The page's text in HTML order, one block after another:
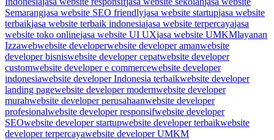
Semarangjasa website SEO friendlyjasa website startupjasa website
terbaikjasa website terbaik indonesiajasa website terpercayajasa
website toko onlinejasa website UI UXjasa website UMKMlayanan
Izzawebwebsite developerwebsite developer amanwebsite
developer bisniswebsite developer cepatwebsite developer
customwebsite developer e commercewebsite developer
indonesiawebsite developer Indonesia terbaikwebsite developer
landing pagewebsite developer modernwebsite developer
murahwebsite developer perusahaanwebsite developer
profesionalwebsite developer responsifwebsite developer
SEOwebsite developer startupwebsite developer terbaikwebsite
developer terpercayawebsite developer UMKM